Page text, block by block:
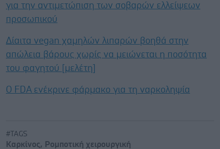
για την αντιμετώπιση των σοβαρών ελλείψεων
προσωπικού
Δίαιτα vegan χαμηλών λιπαρών βοηθά στην
απώλεια βάρους χωρίς να μειώνεται η ποσότητα
του φαγητού [μελέτη]
Ο FDA ενέκρινε φάρμακο για τη ναρκοληψία
#TAGS
Καρκίνος, Ρομποτική χειρουργική